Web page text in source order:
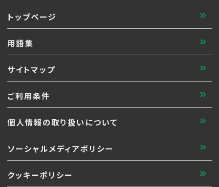
トップページ
用語集
サイトマップ
ご利用条件
個人情報の取り扱いについて
ソーシャルメディアポリシー
クッキーポリシー